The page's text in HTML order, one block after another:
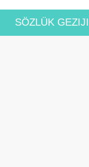
SÖZLÜK GEZIJI